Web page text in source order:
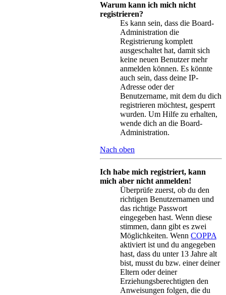
Warum kann ich mich nicht
registrieren?
Es kann sein, dass die Board-
Administration die
Registrierung komplett
ausgeschaltet hat, damit sich
keine neuen Benutzer mehr
anmelden können. Es könnte
auch sein, dass deine IP-
Adresse oder der
Benutzername, mit dem du dich
registrieren möchtest, gesperrt
wurden. Um Hilfe zu erhalten,
wende dich an die Board-
Administration.
Nach oben
Ich habe mich registriert, kann
mich aber nicht anmelden!
Überprüfe zuerst, ob du den
richtigen Benutzernamen und
das richtige Passwort
eingegeben hast. Wenn diese
stimmen, dann gibt es zwei
Möglichkeiten. Wenn COPPA
aktiviert ist und du angegeben
hast, dass du unter 13 Jahre alt
bist, musst du bzw. einer deiner
Eltern oder deiner
Erziehungsberechtigten den
Anweisungen folgen, die du